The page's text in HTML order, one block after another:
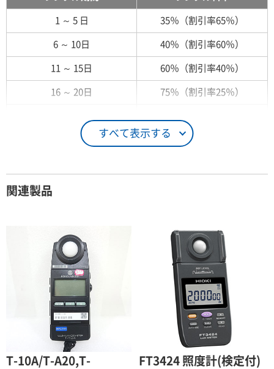
すべて表示する
1 ～ 5 日 35％（割引率65％）
6 ～ 10日 40％（割引率60％）
11 ～ 15日 60％（割引率40％）
16 ～ 20日 75％（割引率25％）
26日 ～ 1ヶ月 100％（割引率 0％）
100％（割引率 0％）
2ヶ月 90％（割引率10％）
3ヶ月 80％（割引率20％）
4ヶ月 75％（割引率25％）
5ヶ月 70％（割引率30％）
6ヶ月 65％（割引率35％）
関連製品
T-10A/T-A20,T-
FT3424 照度計(検定付)